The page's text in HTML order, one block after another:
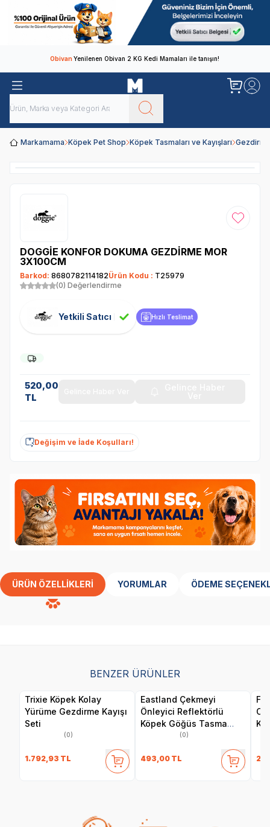
ObivanYenilenen Obivan 2 KG Kedi Mamaları ile tanışın!
Markamama Köpek Pet Shop Köpek Tasmaları ve Kayışları
Favoriye
DOGGİE KONFOR DOKUMA GEZDİRME MOR
3X100CM
Barkod: 8680782114182Ürün Kodu : T25979
(0) Değerlendirme
Yetkili Satıcı Hızlı Teslimat
520,00
TL
Değişim ve İade Koşulları!
ÜRÜN ÖZELLIKLERI YORUMLAR ÖDEME
BENZER ÜRÜNLER
Trixie Köpek Kolay
Yürüme Gezdirme Kayışı
Seti
(0)
1.792,93 TL
Eastland Çekmeyi
Önleyici Reflektörlü
Köpek Göğüs Tasma
2,5x65-80 Cm
(0)
493,00 TL